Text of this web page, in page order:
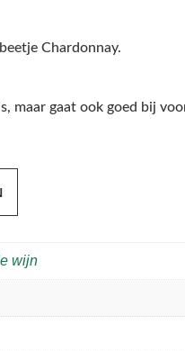
Chardonnay.
maar gaat ook goed bij
wijn